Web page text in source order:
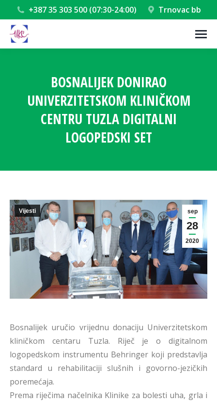
+387 35 303 500 (07:30-24:00) Trnovac bb
BOSNALIJEK DONIRAO
UNIVERZITETSKOM KLINIČKOM
CENTRU TUZLA DIGITALNI
LOGOPEDSKI SET
sep
28
2020
Vijesti
Bosnalijek uručio vrijednu donaciju Univerzitetskom
kliničkom centaru Tuzla. Riječ je o digitalnom
logopedskom instrumentu Behringer koji predstavlja
standard u rehabilitaciji slušnih i govorno-jezičkih
poremećaja.
Prema riječima načelnika Klinike za bolesti uha, grla i